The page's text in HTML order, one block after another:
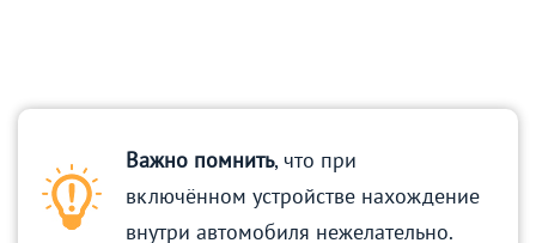
Важно помнить, что при
включённом устройстве нахождение
внутри автомобиля нежелательно.